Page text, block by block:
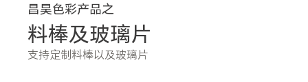
支持定制料棒以及玻璃片
昌昊色彩产品之
料棒及玻璃片